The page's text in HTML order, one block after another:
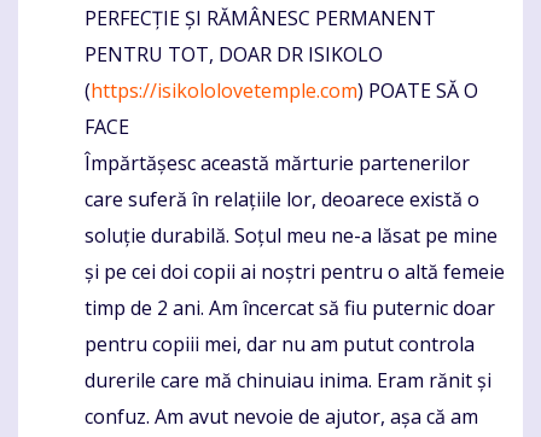
PERFECȚIE ȘI RĂMÂNESC PERMANENT
PENTRU TOT, DOAR DR ISIKOLO
(https://isikololovetemple.com) POATE SĂ O
FACE
Împărtășesc această mărturie partenerilor
care suferă în relațiile lor, deoarece există o
soluție durabilă. Soțul meu ne-a lăsat pe mine
și pe cei doi copii ai noștri pentru o altă femeie
timp de 2 ani. Am încercat să fiu puternic doar
pentru copiii mei, dar nu am putut controla
durerile care mă chinuiau inima. Eram rănit și
confuz. Am avut nevoie de ajutor, așa că am